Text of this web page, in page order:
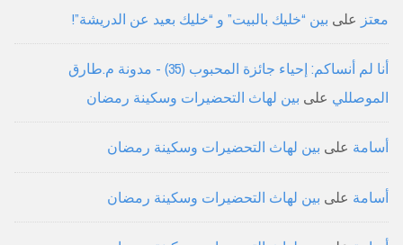
معتز على بين “خليك بالبيت” و “خليك بعيد عن الدريشة”!
أنا لم أنساكم: إحياء جائزة المحبوب (35) - مدونة م.طارق
الموصللي على بين لهاث التحضيرات وسكينة رمضان
أسامة على بين لهاث التحضيرات وسكينة رمضان
أسامة على بين لهاث التحضيرات وسكينة رمضان